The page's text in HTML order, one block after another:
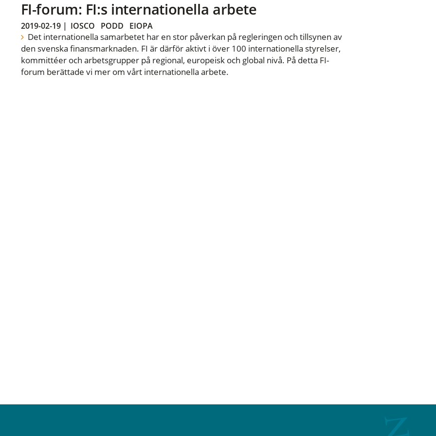
FI-forum: FI:s internationella arbete
2019-02-19| IOSCO PODD EIOPA
Det internationella samarbetet har en stor påverkan på regleringen och tillsynen av
den svenska finansmarknaden. FI är därför aktivt i över 100 internationella styrelser,
kommittéer och arbetsgrupper på regional, europeisk och global nivå. På detta FI-
forum berättade vi mer om vårt internationella arbete.